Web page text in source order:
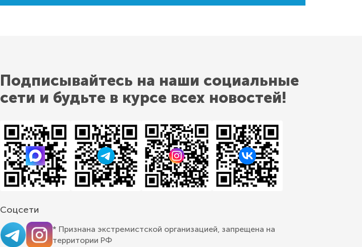
Подписывайтесь на наши социальные
сети и будьте в курсе всех новостей!
Соцсети
* Признана экстремистской организацией, запрещена на
территории РФ